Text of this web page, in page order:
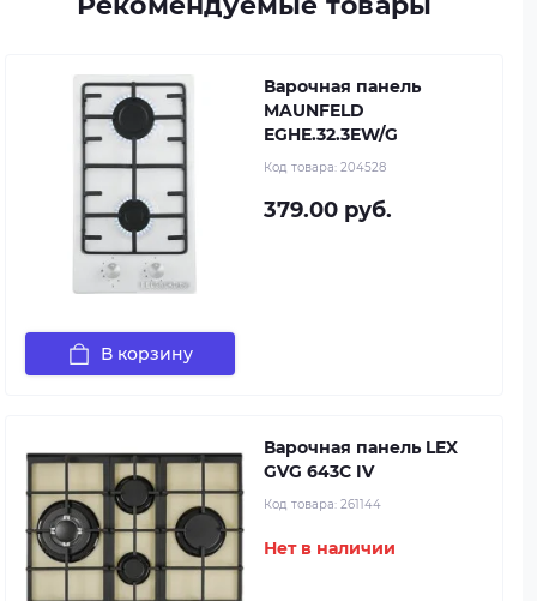
Варочная панель
MAUNFELD
EGHE.32.3EW/G
Код товара: 204528
379.00 руб.
В корзину
Варочная панель LEX
GVG 643C IV
Код товара: 261144
Нет в наличии